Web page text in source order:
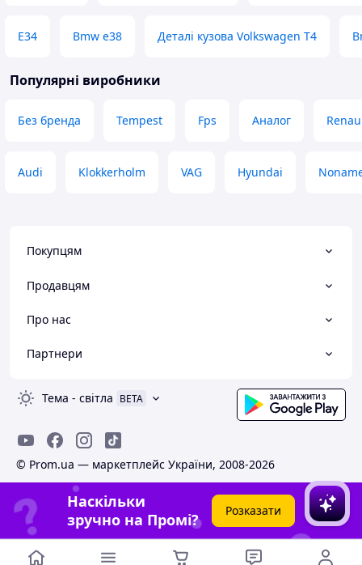
E34 Bmw e38 Деталі кузова Volkswagen T4
Популярні виробники
Без бренда Tempest Fps Аналог
Audi Klokkerholm VAG Hyundai
Покупцям
Продавцям
Про нас
Партнери
Тема - світла BETA
© Prom.ua — маркетплейс України, 2008-2026
Наскільки
зручно на Промі?
Розказати